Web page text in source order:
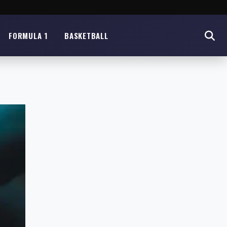
FORMULA 1 BASKETBALL